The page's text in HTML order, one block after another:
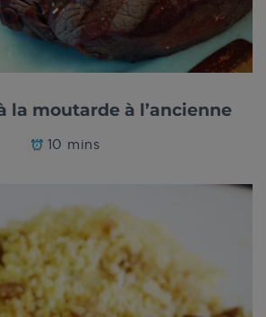
la moutarde à l’ancienne
10 mins